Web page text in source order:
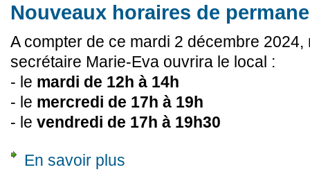
Nouveaux horaires de
A compter de ce mardi 2 décembre 2024,
secrétaire Marie-Eva ouvrira le local :
- le mardi de 12h à 14h
- le mercredi de 17h à 19h
- le vendredi de 17h à 19h30
En savoir plus